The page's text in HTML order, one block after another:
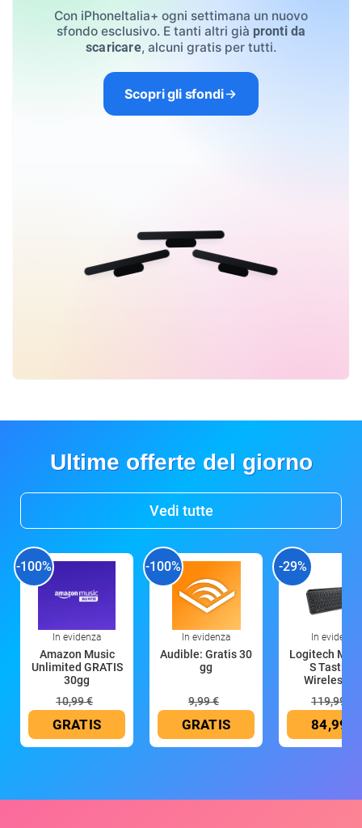
Con iPhoneItalia+ ogni settimana un nuovo
sfondo esclusivo. E tanti altri già pronti da
scaricare, alcuni gratis per tutti.
Scopri gli sfondi
Ultime offerte del giorno
Vedi tutte
-100%
In evidenza
Amazon Music
Unlimited GRATIS
30gg
10,99 €
GRATIS
-100%
In evidenza
Audible: Gratis 30
gg
9,99 €
GRATIS
-29%
In evidenza
Logitech MX
S Tastiera
Wireless
119,99 €
84,99 €